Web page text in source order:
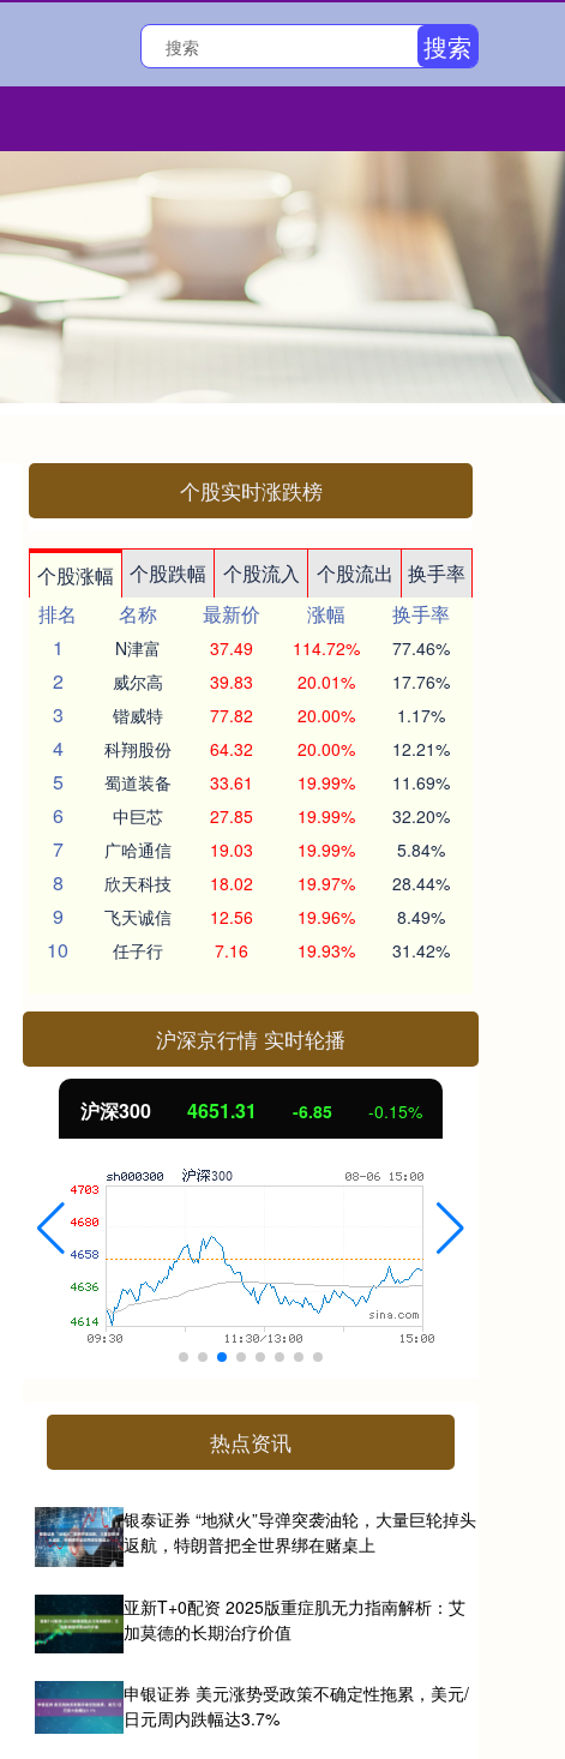
搜索
个股实时涨跌榜
个股涨幅 个股跌幅 个股流入 个股流出
换手率
排名
名称 最新价 涨幅
换手率
1
N津富 37.49 114.72% 77.46%
2 威尔高 39.83 20.01% 17.76%
3 锴威特 77.82 20.00% 1.17%
4 科翔股份 64.32 20.00% 12.21%
5 蜀道装备 33.61 19.99% 11.69%
6 中巨芯 27.85 19.99% 32.20%
7 广哈通信 19.03 19.99% 5.84%
8 欣天科技 18.02 19.97% 28.44%
9 飞天诚信 12.56 19.96% 8.49%
10 任子行 7.16 19.93% 31.42%
沪深京行情 实时轮播
沪深300 4651.31 -6.85 -0.15%
热点资讯
银泰证券 “地狱火”导弹突袭油轮，大量巨轮掉头
返航，特朗普把全世界绑在赌桌上
亚新T+0配资 2025版重症肌无力指南解析：艾
加莫德的长期治疗价值
申银证券 美元涨势受政策不确定性拖累，美元/
日元周内跌幅达3.7%